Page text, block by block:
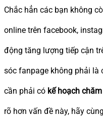
Chắc hẳn các bạn không
online trên facebook,
động tăng lượng tiếp cận
sóc fanpage không phải là
cần phải có kế hoạch
rõ hơn vấn đề này, hãy